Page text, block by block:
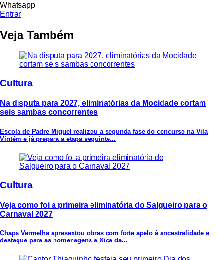
Whatsapp
Entrar
Veja Também
Cultura
Na disputa para 2027, eliminatórias da Mocidade cortam
seis sambas concorrentes
Escola de Padre Miguel realizou a segunda fase do concurso na Vila
Vintém e já prepara a etapa seguinte...
Cultura
Veja como foi a primeira eliminatória do Salgueiro para o
Carnaval 2027
Chapa Vermelha apresentou obras com forte apelo à ancestralidade e
destaque para as homenagens a Xica da...